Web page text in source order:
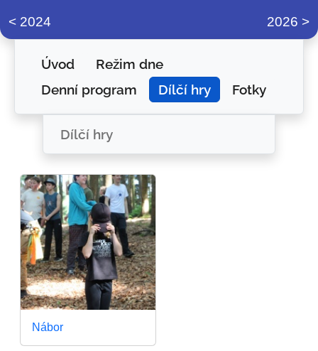
2024 2026
Úvod
Režim dne
Denní program
Dílčí hry Fotky
Dílčí hry
Nábor